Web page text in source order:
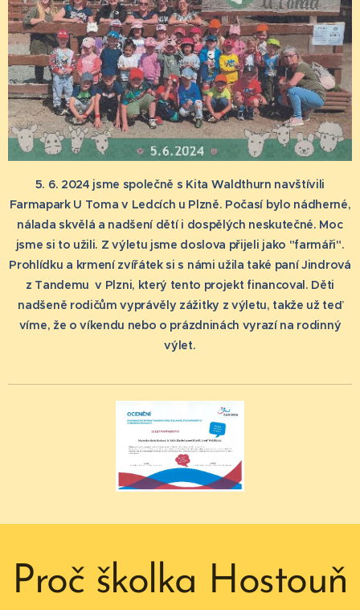
5. 6. 2024 jsme společně s Kita Waldthurn navštívili
Farmapark U Toma v Ledcích u Plzně. Počasí bylo nádherné,
nálada skvělá a nadšení dětí i dospělých neskutečné. Moc
jsme si to užili. Z výletu jsme doslova přijeli jako "farmáři".
Prohlídku a krmení zvířátek si s námi užila také paní Jindrová
z Tandemu v Plzni, který tento projekt financoval. Děti
nadšeně rodičům vyprávěly zážitky z výletu, takže už teď
víme, že o víkendu nebo o prázdninách vyrazí na rodinný
výlet.
Proč školka Hostouň